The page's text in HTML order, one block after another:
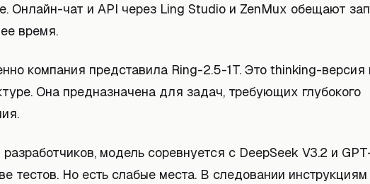
Онлайн-чат и API через Ling Studio и ZenMux обещают
время.
компания представила Ring-2.5-1T. Это thinking-версия
Она предназначена для задач, требующих глубокого
модель соревнуется с DeepSeek V3.2 и
тестов. Но есть слабые места. В следовании инструкциям